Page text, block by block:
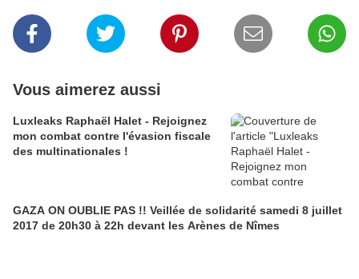
Vous aimerez aussi
Luxleaks Raphaël Halet - Rejoignez
mon combat contre l'évasion fiscale
des multinationales !
GAZA ON OUBLIE PAS !! Veillée de solidarité samedi 8 juillet
2017 de 20h30 à 22h devant les Arènes de Nîmes